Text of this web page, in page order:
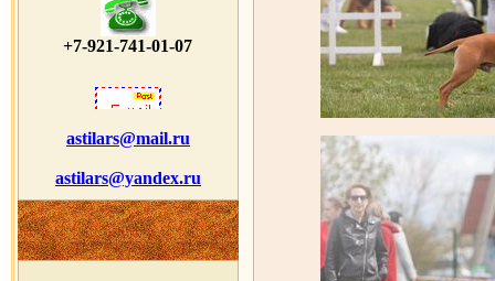
+7-921-741-01-07
astilars@mail.ru
astilars@yandex.ru